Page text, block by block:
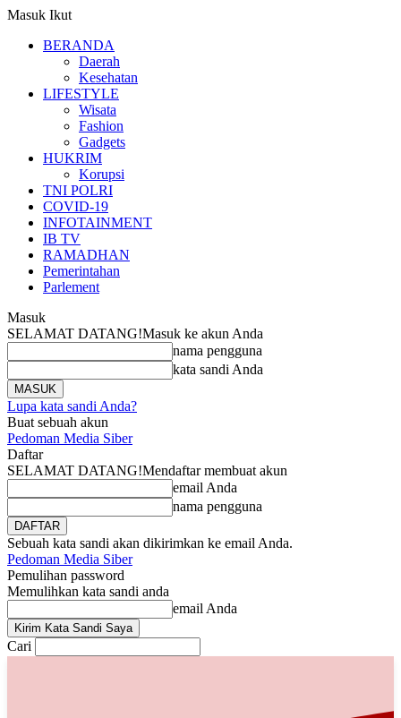
Masuk Ikut
BERANDA
Daerah
Kesehatan
LIFESTYLE
Wisata
Fashion
Gadgets
HUKRIM
Korupsi
TNI POLRI
COVID-19
INFOTAINMENT
IB TV
RAMADHAN
Pemerintahan
Parlement
Masuk
SELAMAT DATANG!Masuk ke akun Anda
nama pengguna
kata sandi Anda
Lupa kata sandi Anda?
Buat sebuah akun
Pedoman Media Siber
Daftar
SELAMAT DATANG!Mendaftar membuat akun
email Anda
nama pengguna
Sebuah kata sandi akan dikirimkan ke email Anda.
Pedoman Media Siber
Pemulihan password
Memulihkan kata sandi anda
email Anda
Cari